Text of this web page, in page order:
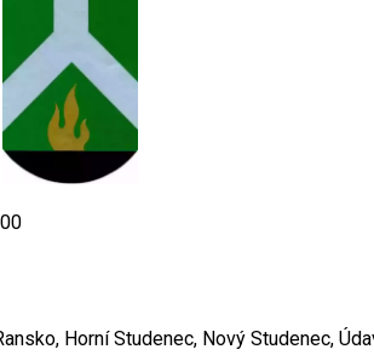
Studenec, Nový Studenec, Údavy,